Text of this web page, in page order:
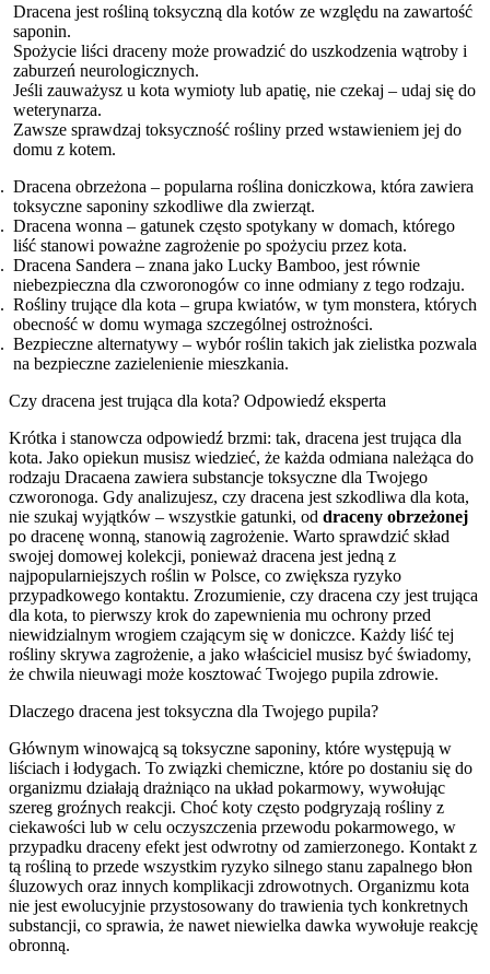
Dracena jest rośliną toksyczną dla kotów ze względu na zawartość
saponin.
Spożycie liści draceny może prowadzić do uszkodzenia wątroby i
zaburzeń neurologicznych.
Jeśli zauważysz u kota wymioty lub apatię, nie czekaj – udaj się do
weterynarza.
Zawsze sprawdzaj toksyczność rośliny przed wstawieniem jej do
domu z kotem.
Dracena obrzeżona – popularna roślina doniczkowa, która zawiera
toksyczne saponiny szkodliwe dla zwierząt.
Dracena wonna – gatunek często spotykany w domach, którego
liść stanowi poważne zagrożenie po spożyciu przez kota.
Dracena Sandera – znana jako Lucky Bamboo, jest równie
niebezpieczna dla czworonogów co inne odmiany z tego rodzaju.
Rośliny trujące dla kota – grupa kwiatów, w tym monstera, których
obecność w domu wymaga szczególnej ostrożności.
Bezpieczne alternatywy – wybór roślin takich jak zielistka pozwala
na bezpieczne zazielenienie mieszkania.
Czy dracena jest trująca dla kota? Odpowiedź eksperta
Krótka i stanowcza odpowiedź brzmi: tak, dracena jest trująca dla
kota. Jako opiekun musisz wiedzieć, że każda odmiana należąca do
rodzaju Dracaena zawiera substancje toksyczne dla Twojego
czworonoga. Gdy analizujesz, czy dracena jest szkodliwa dla kota,
nie szukaj wyjątków – wszystkie gatunki, od draceny obrzeżonej
po dracenę wonną, stanowią zagrożenie. Warto sprawdzić skład
swojej domowej kolekcji, ponieważ dracena jest jedną z
najpopularniejszych roślin w Polsce, co zwiększa ryzyko
przypadkowego kontaktu. Zrozumienie, czy dracena czy jest trująca
dla kota, to pierwszy krok do zapewnienia mu ochrony przed
niewidzialnym wrogiem czającym się w doniczce. Każdy liść tej
rośliny skrywa zagrożenie, a jako właściciel musisz być świadomy,
że chwila nieuwagi może kosztować Twojego pupila zdrowie.
Dlaczego dracena jest toksyczna dla Twojego pupila?
Głównym winowajcą są toksyczne saponiny, które występują w
liściach i łodygach. To związki chemiczne, które po dostaniu się do
organizmu działają drażniąco na układ pokarmowy, wywołując
szereg groźnych reakcji. Choć koty często podgryzają rośliny z
ciekawości lub w celu oczyszczenia przewodu pokarmowego, w
przypadku draceny efekt jest odwrotny od zamierzonego. Kontakt z
tą rośliną to przede wszystkim ryzyko silnego stanu zapalnego błon
śluzowych oraz innych komplikacji zdrowotnych. Organizmu kota
nie jest ewolucyjnie przystosowany do trawienia tych konkretnych
substancji, co sprawia, że nawet niewielka dawka wywołuje reakcję
obronną.